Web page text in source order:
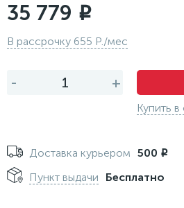
35 779 i
В рассрочку 655 Р./мес
- +
Купить
Доставка курьером 500 i
Пункт выдачи Бесплатно